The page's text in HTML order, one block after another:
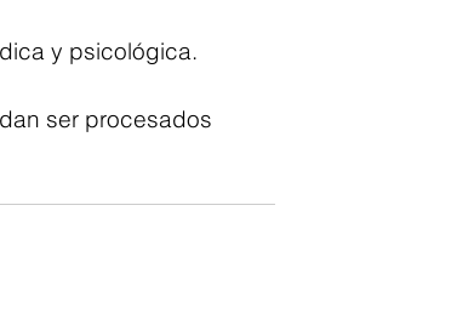
y psicológica.
ser procesados